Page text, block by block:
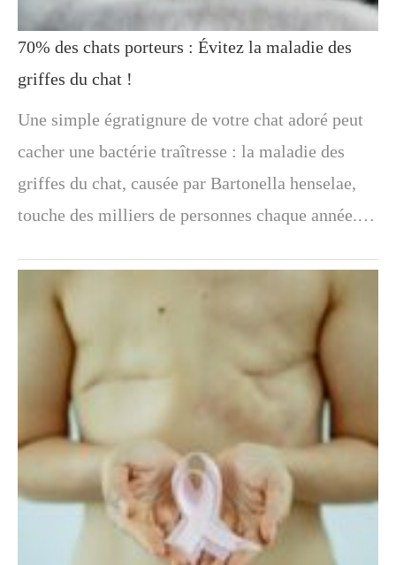
70% des chats porteurs : Évitez la maladie des
griffes du chat !
Une simple égratignure de votre chat adoré peut
cacher une bactérie traîtresse : la maladie des
griffes du chat, causée par Bartonella henselae,
touche des milliers de personnes chaque année.…